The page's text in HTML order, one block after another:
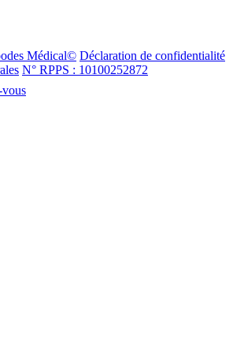
Médical© Déclaration de confidentialité
N° RPPS : 10100252872
vous